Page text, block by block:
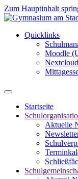
Zum Hauptinhalt
Quicklinks
Moodle
Nextcloud
Startseite
Aktuelle